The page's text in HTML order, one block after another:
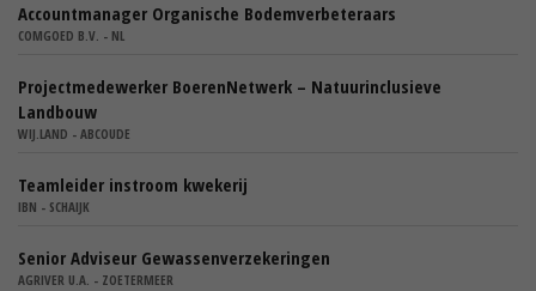
Accountmanager Organische Bodemverbeteraars
COMGOED B.V. - NL
Projectmedewerker BoerenNetwerk – Natuurinclusieve
Landbouw
WIJ.LAND - ABCOUDE
Teamleider instroom kwekerij
IBN - SCHAIJK
Senior Adviseur Gewassenverzekeringen
AGRIVER U.A. - ZOETERMEER